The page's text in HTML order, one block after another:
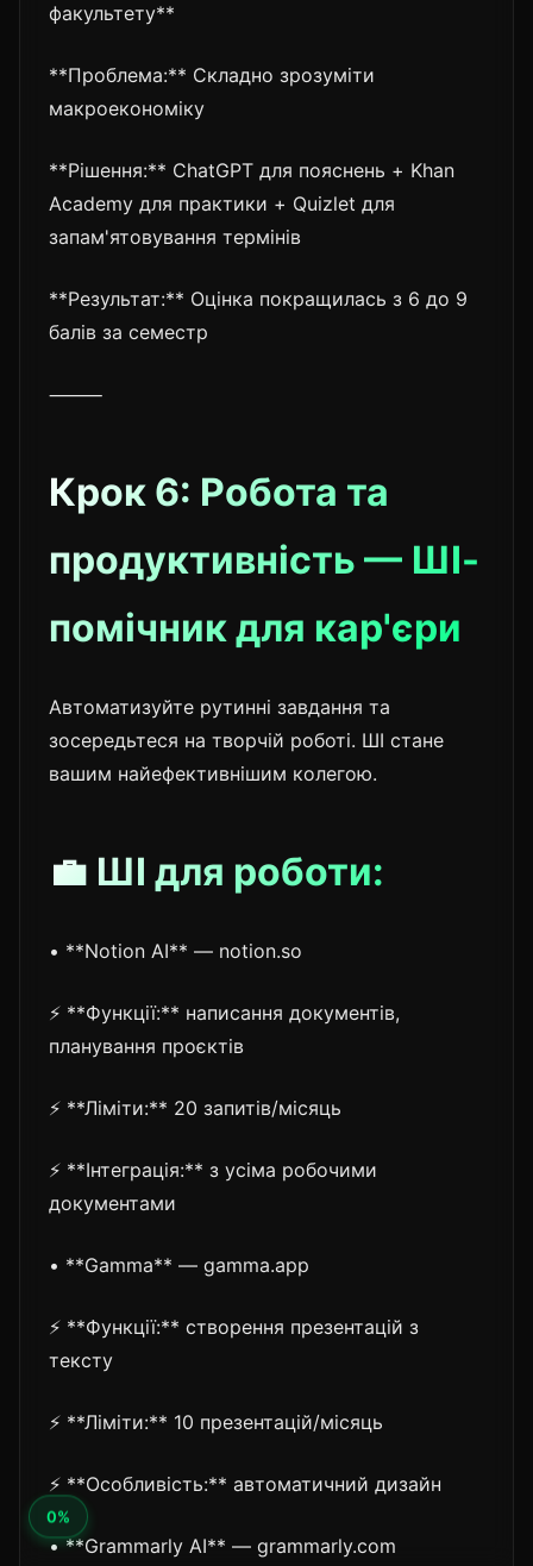
факультету**
**Проблема:** Складно зрозуміти
макроекономіку
**Рішення:** ChatGPT для пояснень + Khan
Academy для практики + Quizlet для
запам'ятовування термінів
**Результат:** Оцінка покращилась з 6 до 9
балів за семестр
⸻
Крок 6: Робота та
продуктивність — ШІ-
помічник для кар'єри
Автоматизуйте рутинні завдання та
зосередьтеся на творчій роботі. ШІ стане
вашим найефективнішим колегою.
💼 ШІ для роботи:
• **Notion AI** — notion.so
⚡ **Функції:** написання документів,
планування проєктів
⚡ **Ліміти:** 20 запитів/місяць
⚡ **Інтеграція:** з усіма робочими
документами
• **Gamma** — gamma.app
⚡ **Функції:** створення презентацій з
тексту
⚡ **Ліміти:** 10 презентацій/місяць
⚡ **Особливість:** автоматичний дизайн
• **Grammarly AI** — grammarly.com